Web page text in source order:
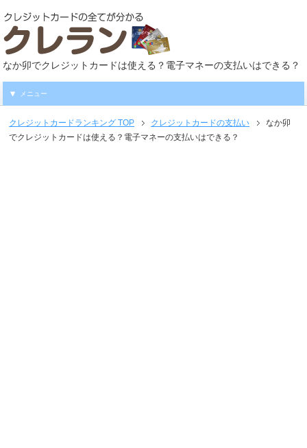
なか卯でクレジットカードは使える？電子マネーの支払いはできる？
メニュー
クレジットカードランキング TOP クレジットカードの支払い
なか卯
でクレジットカードは使える？電子マネーの支払いはできる？